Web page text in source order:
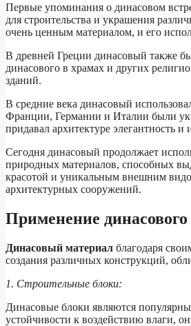
Первые упоминания о динасовом
для строительства и украшения
очень ценным материалом, и его
В древней Греции динасовый также
динасового в храмах и других
зданий.
В средние века динасовый
Франции, Германии и Италии были
придавал архитектуре элегантность
Сегодня динасовый продолжает
природных материалов, способных
красотой и уникальным внешним
архитектурных сооружений.
Применение динасового
Динасовый материал благодаря
создания различных конструкций,
1. Строительные блоки:
Динасовые блоки являются
устойчивости к воздействию влаги,